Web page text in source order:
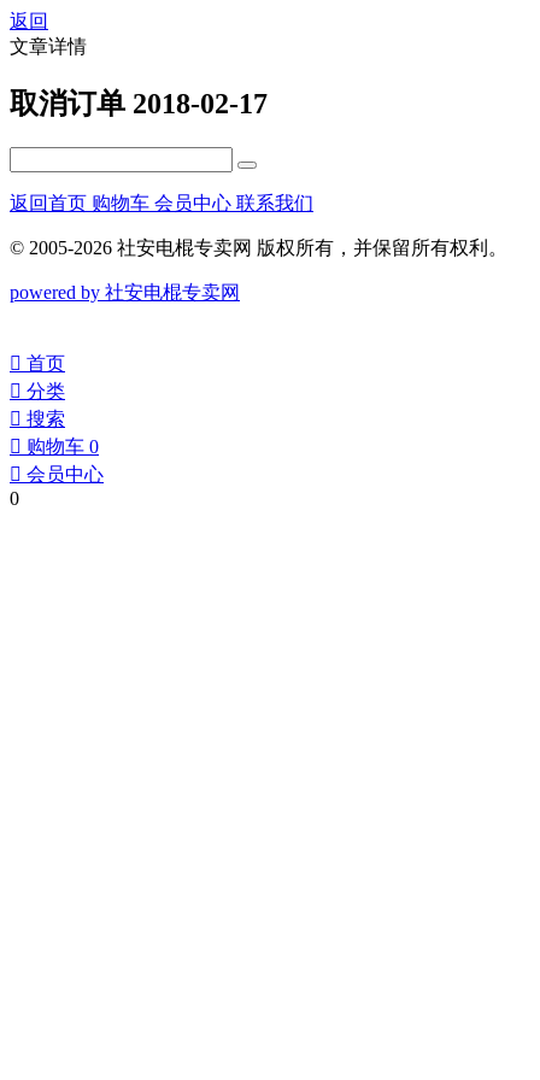
返回
文章详情
取消订单 2018-02-17
返回首页 购物车 会员中心 联系我们
© 2005-2026 社安电棍专卖网 版权所有，并保留所有权利。
powered by 社安电棍专卖网
󰀁 首页
󰀂 分类
󰀃 搜索
󰀄 购物车 0
󰀅 会员中心
0